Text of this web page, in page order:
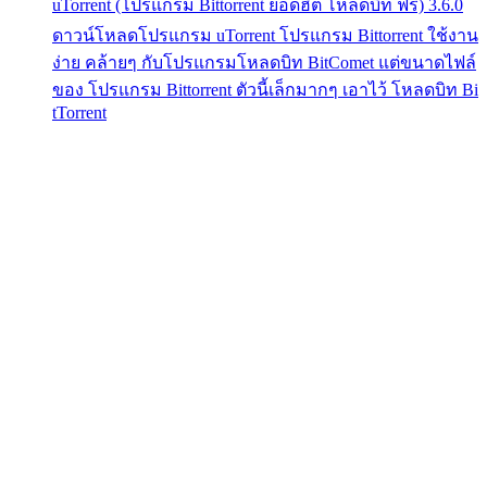
uTorrent (โปรแกรม Bittorrent ยอดฮิต โหลดบิท ฟรี) 3.6.0
ดาวน์โหลดโปรแกรม uTorrent โปรแกรม Bittorrent ใช้งาน
ง่าย คล้ายๆ กับโปรแกรมโหลดบิท BitComet แต่ขนาดไฟล์
ของ โปรแกรม Bittorrent ตัวนี้เล็กมากๆ เอาไว้ โหลดบิท Bi
tTorrent